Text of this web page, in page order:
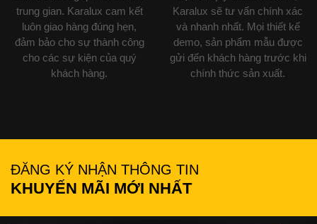
trung gian. Karalux cam kết
luôn giao hàng đúng hẹn,
đảm bảo cho sự thành công
cho các sự kiện của quý
khách hàng.
Karalux sẽ tư vấn chính xác
và nhanh nhất. Mọi thiết kế
demo, sản phẩm mẫu được
gửi đến khách hàng trước khi
chính thức sản xuất.
ĐĂNG KÝ NHẬN THÔNG TIN
KHUYẾN MÃI MỚI NHẤT